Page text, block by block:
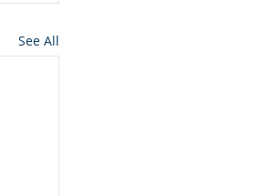
See All